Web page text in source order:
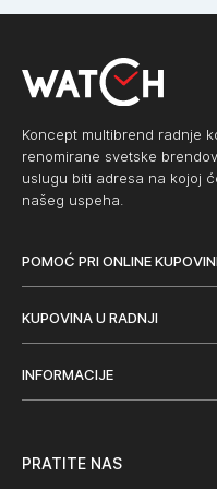
Koncept multibrend radnje
renomirane svetske
uslugu biti adresa na kojoj
našeg uspeha.
POMOĆ PRI ONLINE
KUPOVINA U RADNJI
INFORMACIJE
PRATITE NAS